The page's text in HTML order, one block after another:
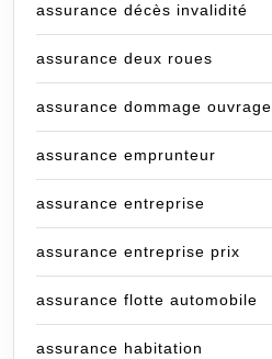
assurance décès invalidité
assurance deux roues
assurance dommage ouvrage
assurance emprunteur
assurance entreprise
assurance entreprise prix
assurance flotte automobile
assurance habitation